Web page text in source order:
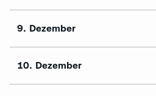
9. Dezember
10. Dezember